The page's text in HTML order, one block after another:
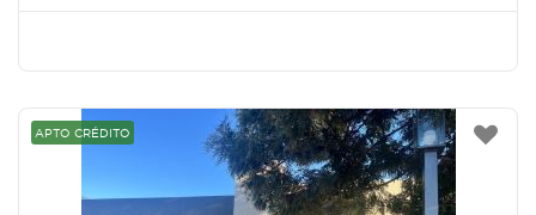
APTO CRÉDITO